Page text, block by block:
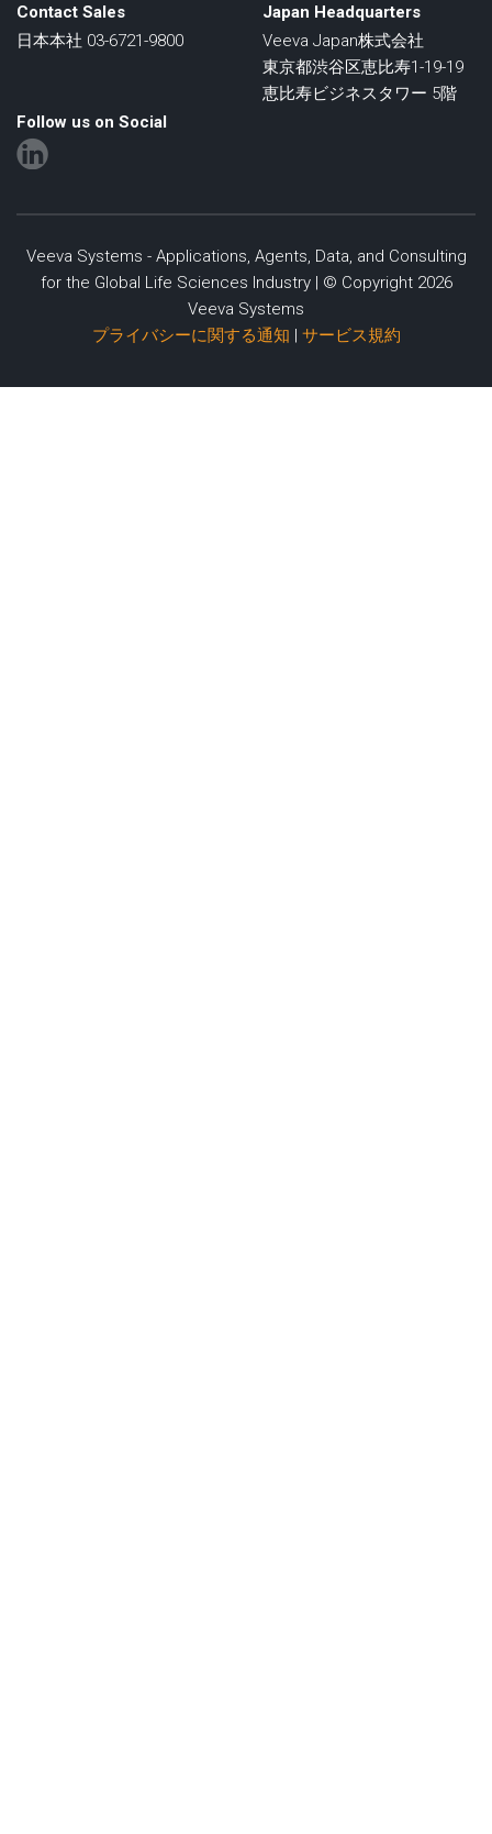
Contact Sales
日本本社 03-6721-9800
Japan Headquarters
Veeva Japan株式会社
東京都渋谷区恵比寿1-19-19
恵比寿ビジネスタワー 5階
Follow us on Social
Veeva Systems - Applications, Agents, Data, and Consulting
for the Global Life Sciences Industry | © Copyright 2026
Veeva Systems
プライバシーに関する通知
サービス規約